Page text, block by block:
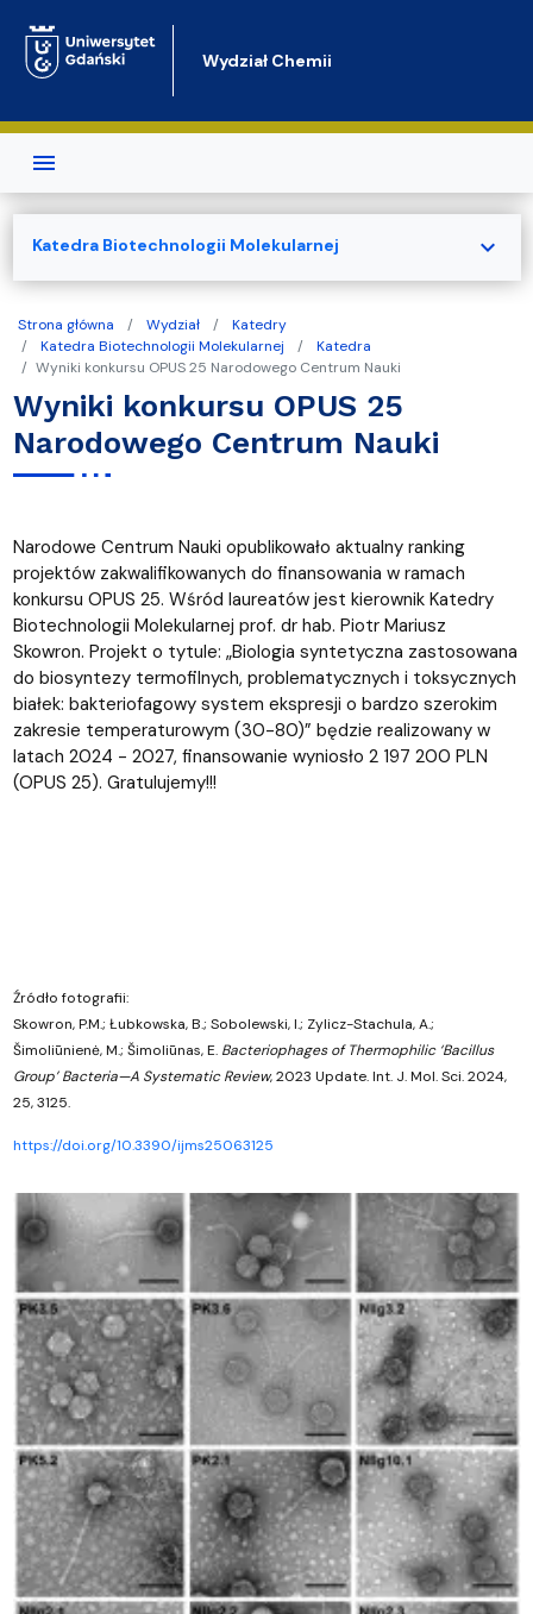
Wydział Chemii
Strona główna Wydział
Katedry
Katedra Biotechnologii Molekularnej
Katedra
Wyniki konkursu OPUS 25 Narodowego Centrum Nauki
Wyniki konkursu OPUS 25
Narodowego Centrum Nauki
Narodowe Centrum Nauki opublikowało aktualny ranking
projektów zakwalifikowanych do finansowania w ramach
konkursu OPUS 25. Wśród laureatów jest kierownik Katedry
Biotechnologii Molekularnej prof. dr hab. Piotr Mariusz
Skowron. Projekt o tytule: „Biologia syntetyczna zastosowana
do biosyntezy termofilnych, problematycznych i toksycznych
białek: bakteriofagowy system ekspresji o bardzo szerokim
zakresie temperaturowym (30-80)” będzie realizowany w
latach 2024 - 2027, finansowanie wyniosło 2 197 200 PLN
(OPUS 25). Gratulujemy!!!
Źródło fotografii:
Skowron, P.M.; Łubkowska, B.; Sobolewski, I.; Zylicz-Stachula, A.;
Šimoliūnienė, M.; Šimoliūnas, E. Bacteriophages of Thermophilic ‘Bacillus
Group’ Bacteria—A Systematic Review, 2023 Update. Int. J. Mol. Sci. 2024,
25, 3125.
https://doi.org/10.3390/ijms25063125
Katedra Biotechnologii Molekularnej expand_more